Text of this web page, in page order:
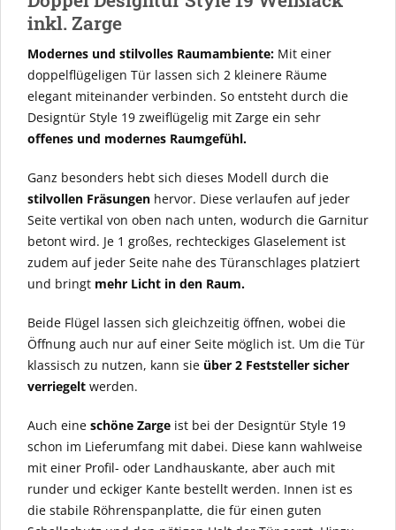
inkl. Zarge
Modernes und stilvolles Raumambiente: Mit einer
doppelflügeligen Tür lassen sich 2 kleinere Räume
elegant miteinander verbinden. So entsteht durch die
Designtür Style 19 zweiflügelig mit Zarge ein sehr
offenes und modernes Raumgefühl.
Ganz besonders hebt sich dieses Modell durch die
stilvollen Fräsungen hervor. Diese verlaufen auf jeder
Seite vertikal von oben nach unten, wodurch die Garnitur
betont wird. Je 1 großes, rechteckiges Glaselement ist
zudem auf jeder Seite nahe des Türanschlages platziert
und bringt mehr Licht in den Raum.
Beide Flügel lassen sich gleichzeitig öffnen, wobei die
Öffnung auch nur auf einer Seite möglich ist. Um die Tür
klassisch zu nutzen, kann sie über 2 Feststeller sicher
verriegelt werden.
Auch eine schöne Zarge ist bei der Designtür Style 19
schon im Lieferumfang mit dabei. Diese kann wahlweise
mit einer Profil- oder Landhauskante, aber auch mit
runder und eckiger Kante bestellt werden. Innen ist es
die stabile Röhrenspanplatte, die für einen guten